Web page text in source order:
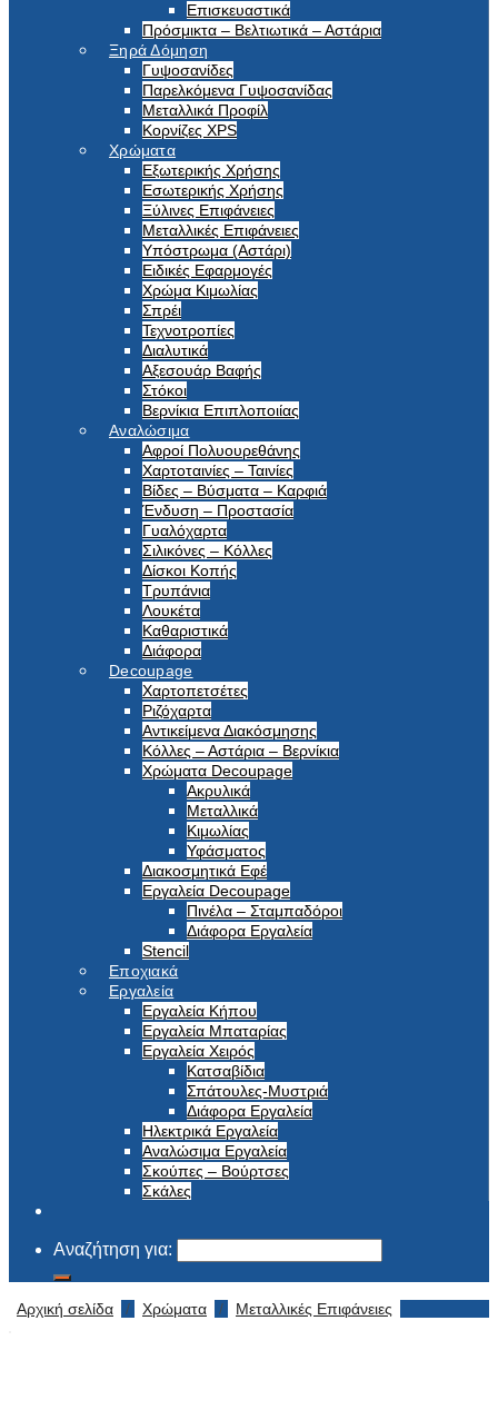
Επισκευαστικά
Πρόσμικτα – Βελτιωτικά – Αστάρια
Ξηρά Δόμηση
Γυψοσανίδες
Παρελκόμενα Γυψοσανίδας
Μεταλλικά Προφίλ
Κορνίζες XPS
Χρώματα
Εξωτερικής Χρήσης
Εσωτερικής Χρήσης
Ξύλινες Επιφάνειες
Μεταλλικές Επιφάνειες
Υπόστρωμα (Αστάρι)
Ειδικές Εφαρμογές
Χρώμα Κιμωλίας
Σπρέι
Τεχνοτροπίες
Διαλυτικά
Αξεσουάρ Βαφής
Στόκοι
Βερνίκια Επιπλοποιίας
Αναλώσιμα
Αφροί Πολυουρεθάνης
Χαρτοταινίες – Ταινίες
Βίδες – Βύσματα – Καρφιά
Ένδυση – Προστασία
Γυαλόχαρτα
Σιλικόνες – Κόλλες
Δίσκοι Κοπής
Τρυπάνια
Λουκέτα
Καθαριστικά
Διάφορα
Decoupage
Χαρτοπετσέτες
Ριζόχαρτα
Αντικείμενα Διακόσμησης
Κόλλες – Αστάρια – Βερνίκια
Χρώματα Decoupage
Ακρυλικά
Μεταλλικά
Κιμωλίας
Υφάσματος
Διακοσμητικά Εφέ
Εργαλεία Decoupage
Πινέλα – Σταμπαδόροι
Διάφορα Εργαλεία
Stencil
Εποχιακά
Εργαλεία
Εργαλεία Κήπου
Εργαλεία Μπαταρίας
Εργαλεία Χειρός
Κατσαβίδια
Σπάτουλες-Μυστριά
Διάφορα Εργαλεία
Ηλεκτρικά Εργαλεία
Αναλώσιμα Εργαλεία
Σκούπες – Βούρτσες
Σκάλες
Αναζήτηση για:
Αρχική σελίδα / Χρώματα / Μεταλλικές Επιφάνειες